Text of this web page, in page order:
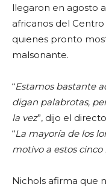
llegaron en agosto
africanos del
quienes pronto
malsonante.
“Estamos bastante
digan palabrotas,
la vez”, dijo el
“La mayoría de los
motivo a estos cinco
Nichols afirma que